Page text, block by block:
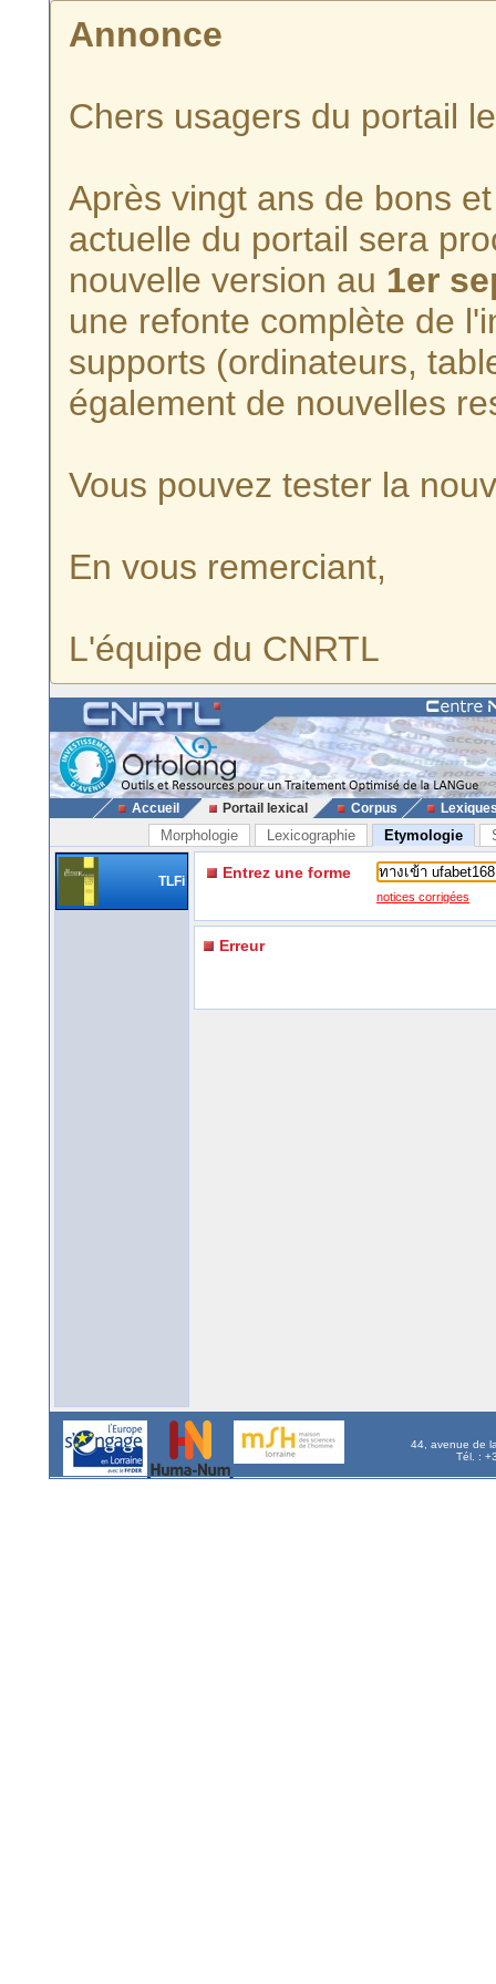
Annonce
Chers usagers du portail
Après vingt ans de bons
actuelle du portail sera
nouvelle version au 1er
une refonte complète de
supports (ordinateurs,
également de nouvelles
Vous pouvez tester la
En vous remerciant,
L'équipe du CNRTL
Accueil Portail lexical Corpus
Morphologie Lexicographie Etymologie
TLFi Entrez une forme
notices corrigées
Erreur
44, avenue de
Tél. :